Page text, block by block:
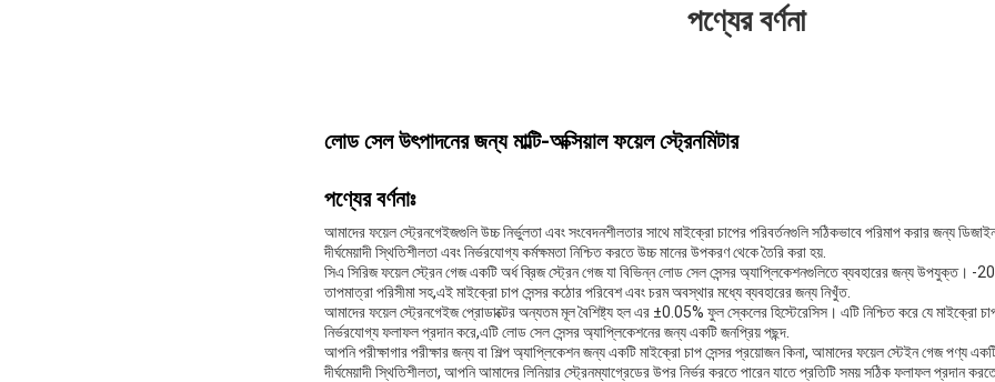
পণ্যের বর্ণনা
লোড সেল উৎপাদনের জন্য মাল্টি-অক্সিয়াল ফয়েল স্ট্রেনমিটার
পণ্যের বর্ণনাঃ
আমাদের ফয়েল স্ট্রেনগেইজগুলি উচ্চ নির্ভুলতা এবং সংবেদনশীলতার সাথে মাইক্রো চাপের পরিবর্তনগুলি সঠিকভাবে পরিমাপ করার জন্য
দীর্ঘমেয়াদী স্থিতিশীলতা এবং নির্ভরযোগ্য কর্মক্ষমতা নিশ্চিত করতে উচ্চ মানের উপকরণ থেকে তৈরি করা হয়.
সিএ সিরিজ ফয়েল স্ট্রেন গেজ একটি অর্ধ ব্রিজ স্ট্রেন গেজ যা বিভিন্ন লোড সেল সেন্সর অ্যাপ্লিকেশনগুলিতে ব্যবহারের জন্য উপযুক্ত। -
তাপমাত্রা পরিসীমা সহ,এই মাইক্রো চাপ সেন্সর কঠোর পরিবেশ এবং চরম অবস্থার মধ্যে ব্যবহারের জন্য নিখুঁত.
আমাদের ফয়েল স্ট্রেনগেইজ প্রোডাক্টের অন্যতম মূল বৈশিষ্ট্য হল এর ±0.05% ফুল স্কেলের হিস্টেরেসিস। এটি নিশ্চিত করে যে মাইক্রো
নির্ভরযোগ্য ফলাফল প্রদান করে,এটি লোড সেল সেন্সর অ্যাপ্লিকেশনের জন্য একটি জনপ্রিয় পছন্দ.
আপনি পরীক্ষাগার পরীক্ষার জন্য বা শিল্প অ্যাপ্লিকেশন জন্য একটি মাইক্রো চাপ সেন্সর প্রয়োজন কিনা, আমাদের ফয়েল স্টেইন গেজ পণ্য
দীর্ঘমেয়াদী স্থিতিশীলতা, আপনি আমাদের লিনিয়ার স্ট্রেনম্যাগ্রেডের উপর নির্ভর করতে পারেন যাতে প্রতিটি সময় সঠিক ফলাফল প্রদান